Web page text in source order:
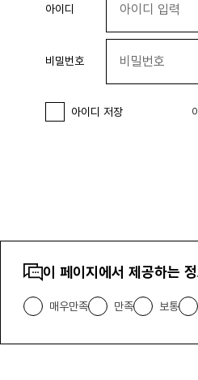
아이디
비밀번호
아이디 저장
콘텐츠
만족도
조사
이 페이지에서 제공하는
매우만족 만족 보통